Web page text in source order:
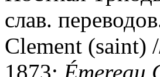
слав.
Clement (saint)
1873; Émereau